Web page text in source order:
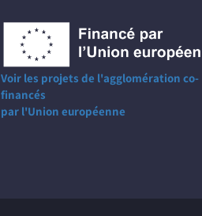
Voir les projets de l'agglomération co-
financés
par l'Union européenne